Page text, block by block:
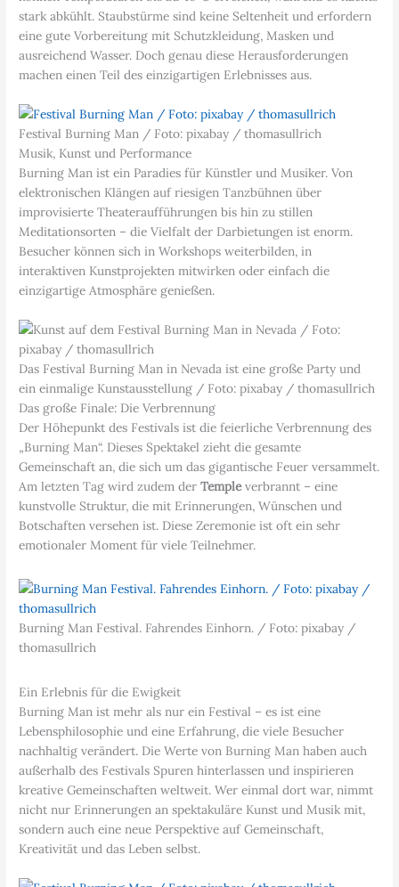
stark abkühlt. Staubstürme sind keine Seltenheit und erfordern
eine gute Vorbereitung mit Schutzkleidung, Masken und
ausreichend Wasser. Doch genau diese Herausforderungen
machen einen Teil des einzigartigen Erlebnisses aus.
Festival Burning Man / Foto: pixabay / thomasullrich
Musik, Kunst und Performance
Burning Man ist ein Paradies für Künstler und Musiker. Von
elektronischen Klängen auf riesigen Tanzbühnen über
improvisierte Theateraufführungen bis hin zu stillen
Meditationsorten – die Vielfalt der Darbietungen ist enorm.
Besucher können sich in Workshops weiterbilden, in
interaktiven Kunstprojekten mitwirken oder einfach die
einzigartige Atmosphäre genießen.
Das Festival Burning Man in Nevada ist eine große Party und
ein einmalige Kunstausstellung / Foto: pixabay / thomasullrich
Das große Finale: Die Verbrennung
Der Höhepunkt des Festivals ist die feierliche Verbrennung des
„Burning Man“. Dieses Spektakel zieht die gesamte
Gemeinschaft an, die sich um das gigantische Feuer versammelt.
Am letzten Tag wird zudem derTempleverbrannt – eine
kunstvolle Struktur, die mit Erinnerungen, Wünschen und
Botschaften versehen ist. Diese Zeremonie ist oft ein sehr
emotionaler Moment für viele Teilnehmer.
Burning Man Festival. Fahrendes Einhorn. / Foto: pixabay /
thomasullrich
Ein Erlebnis für die Ewigkeit
Burning Man ist mehr als nur ein Festival – es ist eine
Lebensphilosophie und eine Erfahrung, die viele Besucher
nachhaltig verändert. Die Werte von Burning Man haben auch
außerhalb des Festivals Spuren hinterlassen und inspirieren
kreative Gemeinschaften weltweit. Wer einmal dort war, nimmt
nicht nur Erinnerungen an spektakuläre Kunst und Musik mit,
sondern auch eine neue Perspektive auf Gemeinschaft,
Kreativität und das Leben selbst.